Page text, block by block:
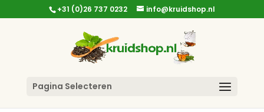
+31 (0)26 737 0232 info@kruidshop.nl
Pagina Selecteren